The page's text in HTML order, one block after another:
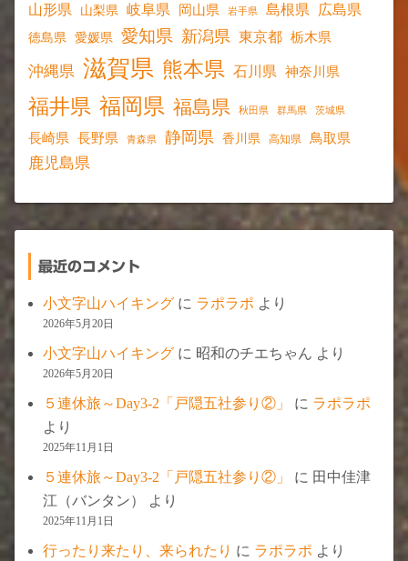
山形県 山梨県 岐阜県 岡山県 岩手県 島根県 広島県
徳島県 愛媛県 愛知県 新潟県 東京都 栃木県
沖縄県 滋賀県 熊本県 石川県 神奈川県
福井県 福岡県 福島県 秋田県 群馬県 茨城県
長崎県 長野県 青森県 静岡県 香川県 高知県 鳥取県
鹿児島県
最近のコメント
小文字山ハイキング に ラポラポ より
2026年5月20日
小文字山ハイキング に 昭和のチエちゃん より
2026年5月20日
５連休旅～Day3-2「戸隠五社参り②」 に ラポラポ
より
2025年11月1日
５連休旅～Day3-2「戸隠五社参り②」 に 田中佳津
江（バンタン）
より
2025年11月1日
行ったり来たり、来られたり に ラポラポ より